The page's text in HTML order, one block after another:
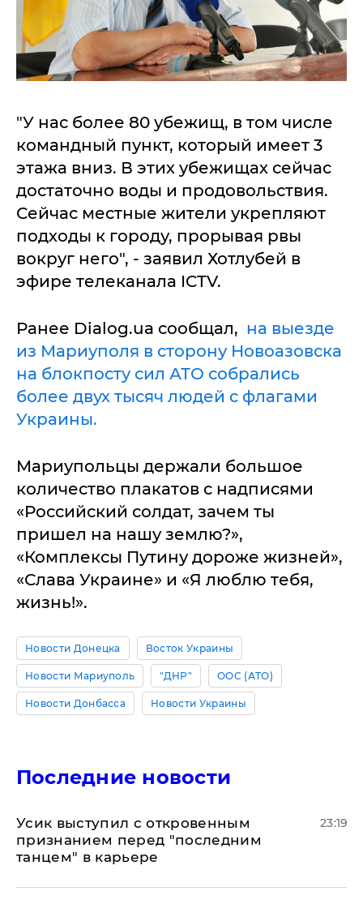
"У нас более 80 убежищ, в том числе
командный пункт, который имеет 3
этажа вниз. В этих убежищах сейчас
достаточно воды и продовольствия.
Сейчас местные жители укрепляют
подходы к городу, прорывая рвы
вокруг него", - заявил Хотлубей в
эфире телеканала ICTV.
Ранее Dialog.ua сообщал, на выезде
из Мариуполя в сторону Новоазовска
на блокпосту сил АТО собрались
более двух тысяч людей с флагами
Украины.
Мариупольцы держали большое
количество плакатов с надписями
«Российский солдат, зачем ты
пришел на нашу землю?»,
«Комплексы Путину дороже жизней»,
«Слава Украине» и «Я люблю тебя,
жизнь!».
Новости Донецка Восток Украины
Новости Мариуполь "ДНР" ООС (АТО)
Новости Донбасса Новости Украины
Последние новости
Усик выступил с откровенным
признанием перед "последним
танцем" в карьере
23:19